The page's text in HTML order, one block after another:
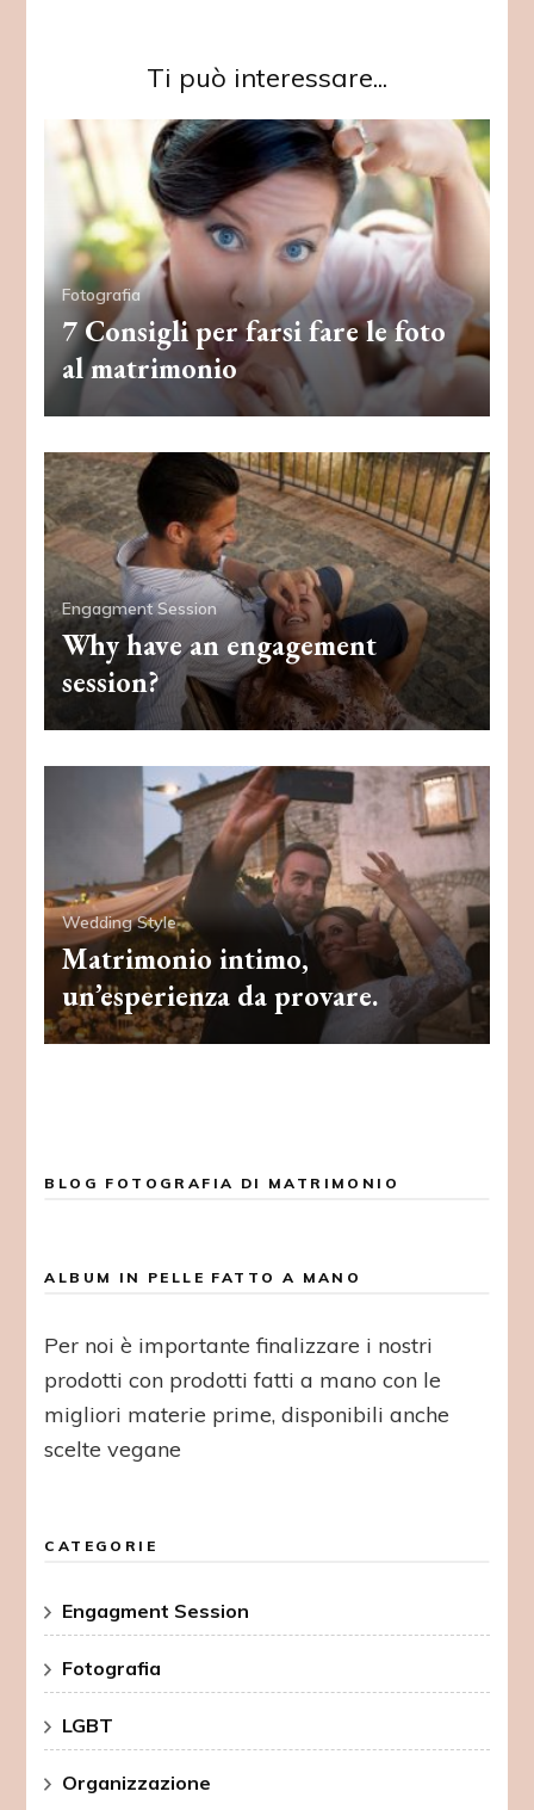
Ti può interessare...
Fotografia
7 Consigli per farsi fare le foto
al matrimonio
Engagment Session
Why have an engagement
session?
Wedding Style
Matrimonio intimo,
un’esperienza da provare.
BLOG FOTOGRAFIA DI MATRIMONIO
ALBUM IN PELLE FATTO A MANO
Per noi è importante finalizzare i nostri
prodotti con prodotti fatti a mano con le
migliori materie prime, disponibili anche
scelte vegane
CATEGORIE
Engagment Session
Fotografia
LGBT
Organizzazione